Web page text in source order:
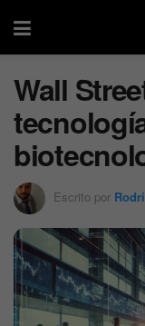
Wall
Escrito por